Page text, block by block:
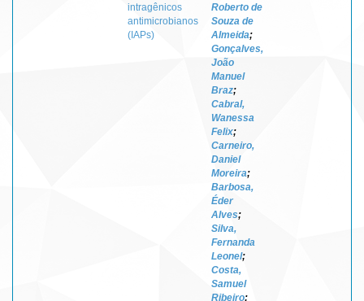
intragênicos
antimicrobianos
(IAPs)
Roberto de
Souza de
Almeida;
Gonçalves,
João
Manuel
Braz;
Cabral,
Wanessa
Felix;
Carneiro,
Daniel
Moreira;
Barbosa,
Éder
Alves;
Silva,
Fernanda
Leonel;
Costa,
Samuel
Ribeiro;